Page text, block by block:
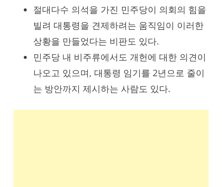
절대다수 의석을 가진 민주당이 의회의 힘을
빌려 대통령을 견제하려는 움직임이 이러한
상황을 만들었다는 비판도 있다.
민주당 내 비주류에서도 개헌에 대한 의견이
나오고 있으며, 대통령 임기를 2년으로 줄이
는 방안까지 제시하는 사람도 있다.